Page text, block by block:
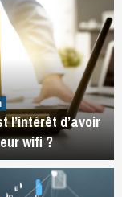
l’intérêt d’avoir
wifi ?